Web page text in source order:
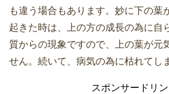
も違う場合もあります。妙に下の葉
起きた時は、上の方の成長の為に自
質からの現象ですので、上の葉が元
せん。続いて、病気の為に枯れてし
スポンサードリ